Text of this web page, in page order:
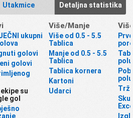
Utakmice Detaljna statistika
ukupni
golovi
golovi
su
gol
Više/Manje
Više od 0.5 - 5.5
Tablica
Manje od 0.5 - 5.5
Tablica
Tablica kornera
Kartoni
Udarci